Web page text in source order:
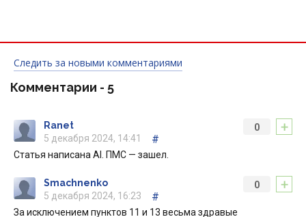
Следить за новыми комментариями
Комментарии - 5
+
0
Ranet
5 декабря 2024, 14:41
#
Статья написана AI. ПМС — зашел.
+
0
Smachnenko
5 декабря 2024, 16:23
#
За исключением пунктов 11 и 13 весьма здравые